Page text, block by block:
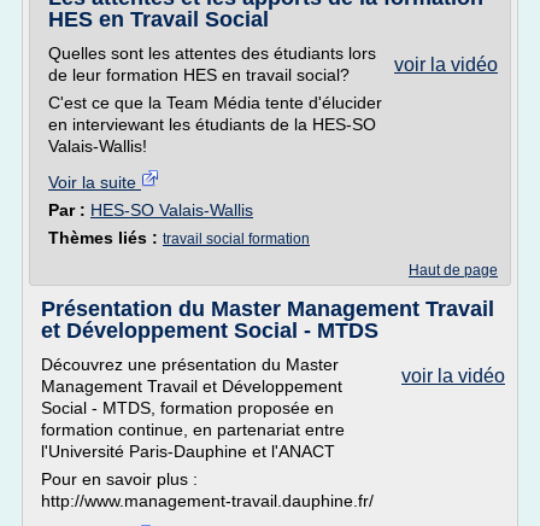
HES en Travail Social
voir la vidéo
Quelles sont les attentes des étudiants lors
de leur formation HES en travail social?
C'est ce que la Team Média tente d'élucider
en interviewant les étudiants de la HES-SO
Valais-Wallis!
Voir la suite
Par : HES-SO Valais-Wallis
Thèmes liés : travail social formation
Haut de page
Présentation du Master Management Travail
et Développement Social - MTDS
voir la vidéo
Découvrez une présentation du Master
Management Travail et Développement
Social - MTDS, formation proposée en
formation continue, en partenariat entre
l'Université Paris-Dauphine et l'ANACT
Pour en savoir plus :
http://www.management-travail.dauphine.fr/